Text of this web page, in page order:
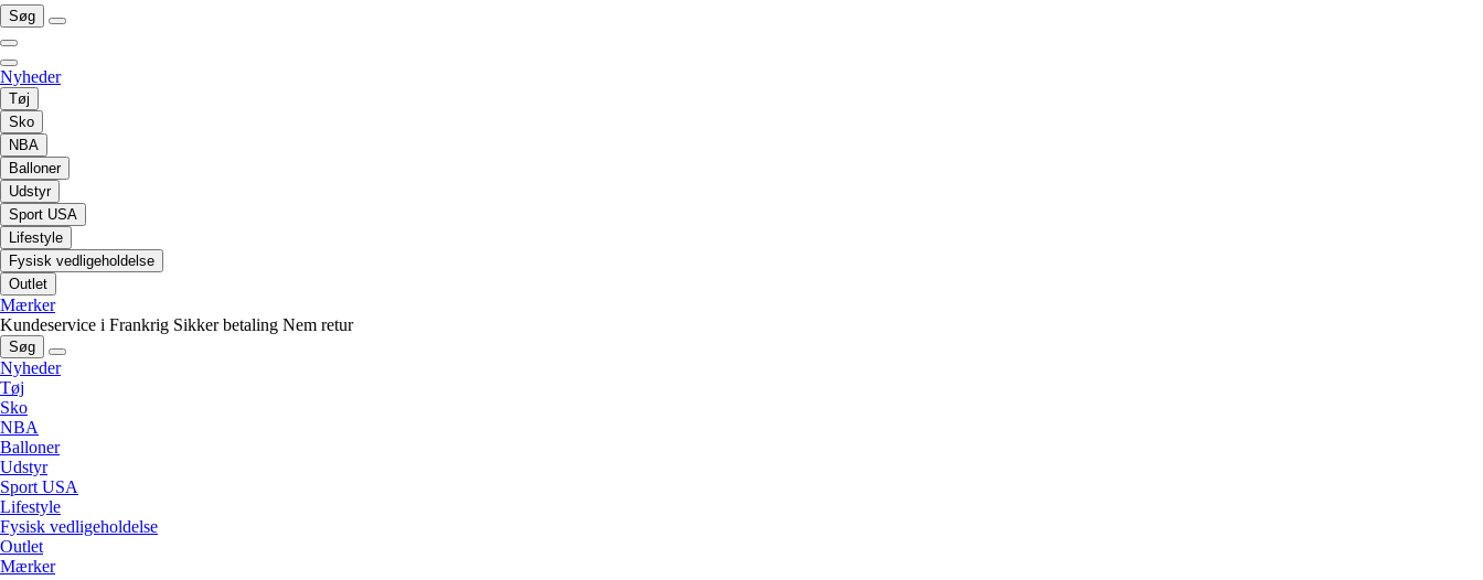
Søg
Nyheder
Tøj
Sko
NBA
Balloner
Udstyr
Sport USA
Lifestyle
Fysisk vedligeholdelse
Outlet
Mærker
Kundeservice i Frankrig Sikker betaling Nem retur
Søg
Nyheder
Tøj
Sko
NBA
Balloner
Udstyr
Sport USA
Lifestyle
Fysisk vedligeholdelse
Outlet
Mærker